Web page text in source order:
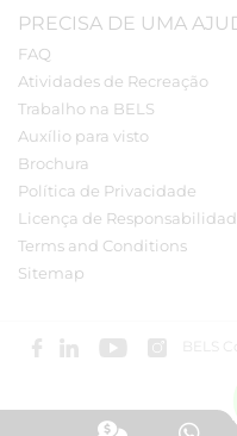
PRECISA DE UMA
FAQ
Atividades de Recreação
Trabalho na BELS
Auxílio para visto
Brochura
Política de Privacidade
Licença de
Terms and Conditions
Sitemap
BELS